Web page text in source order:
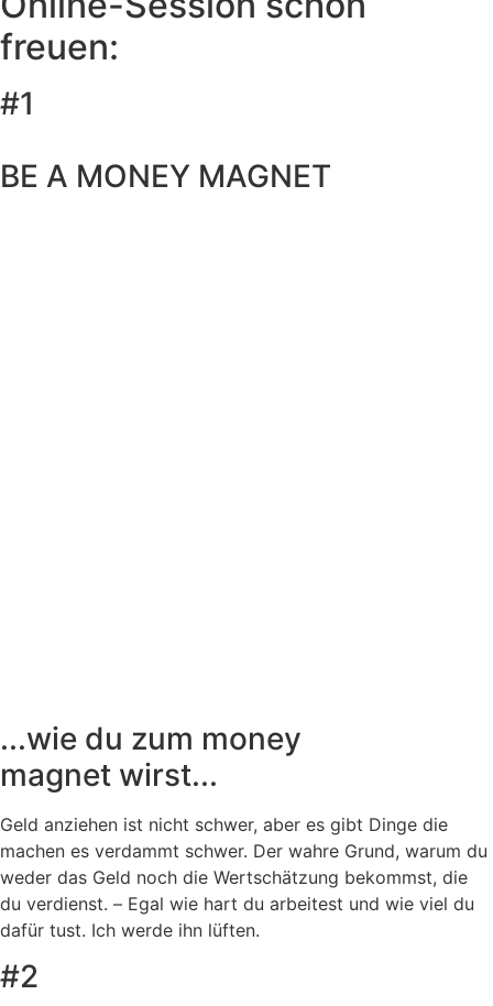
freuen:
#1
BE A MONEY MAGNET
...wie du zum money
magnet wirst...
Geld anziehen ist nicht schwer, aber es gibt Dinge die
machen es verdammt schwer. Der wahre Grund, warum du
weder das Geld noch die Wertschätzung bekommst, die
du verdienst. – Egal wie hart du arbeitest und wie viel du
dafür tust. Ich werde ihn lüften.
#2